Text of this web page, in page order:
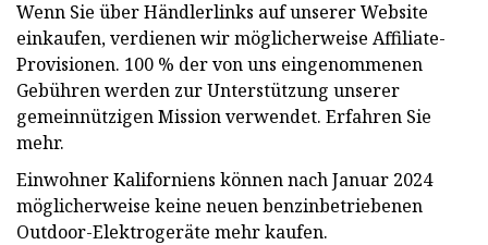
Wenn Sie über Händlerlinks auf unserer Website
einkaufen, verdienen wir möglicherweise Affiliate-
Provisionen. 100 % der von uns eingenommenen
Gebühren werden zur Unterstützung unserer
gemeinnützigen Mission verwendet. Erfahren Sie
mehr.
Einwohner Kaliforniens können nach Januar 2024
möglicherweise keine neuen benzinbetriebenen
Outdoor-Elektrogeräte mehr kaufen.